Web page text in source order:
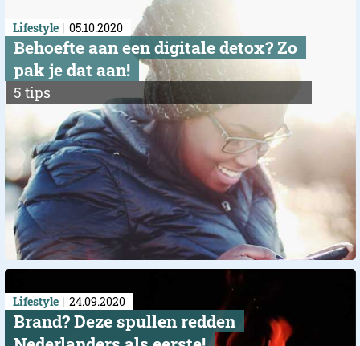
Lifestyle 05.10.2020
Behoefte aan een digitale detox? Zo
pak je dat aan!
5 tips
Lifestyle 24.09.2020
Brand? Deze spullen redden